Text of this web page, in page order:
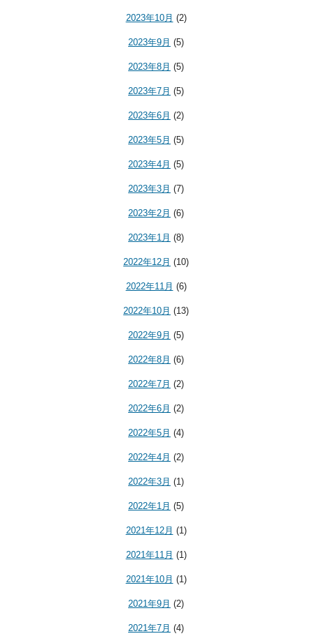
2023年10月 (2)
2023年9月 (5)
2023年8月 (5)
2023年7月 (5)
2023年6月 (2)
2023年5月 (5)
2023年4月 (5)
2023年3月 (7)
2023年2月 (6)
2023年1月 (8)
2022年12月 (10)
2022年11月 (6)
2022年10月 (13)
2022年9月 (5)
2022年8月 (6)
2022年7月 (2)
2022年6月 (2)
2022年5月 (4)
2022年4月 (2)
2022年3月 (1)
2022年1月 (5)
2021年12月 (1)
2021年11月 (1)
2021年10月 (1)
2021年9月 (2)
2021年7月 (4)